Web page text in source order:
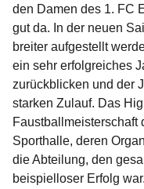
den Damen des 1. FC
gut da. In der neuen
breiter aufgestellt
ein sehr erfolgreiches
zurückblicken und der
starken Zulauf. Das
Faustballmeisterschaft
Sporthalle, deren
die Abteilung, den
beispielloser Erfolg